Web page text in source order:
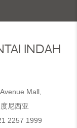
INDAH
Mall,
尼西亚
2257 1999